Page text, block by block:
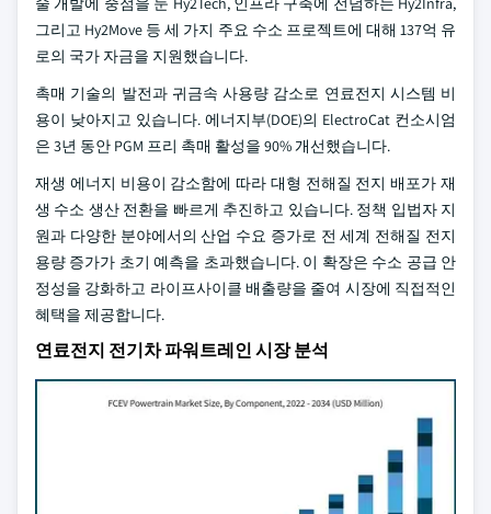
그리고 Hy2Move 등 세 가지 주요 수소 프로젝트에 대해 137억 유
로의 국가 자금을 지원했습니다.
촉매 기술의 발전과 귀금속 사용량 감소로 연료전지 시스템 비
용이 낮아지고 있습니다. 에너지부(DOE)의 ElectroCat 컨소시엄
은 3년 동안 PGM 프리 촉매 활성을 90% 개선했습니다.
재생 에너지 비용이 감소함에 따라 대형 전해질 전지 배포가 재
생 수소 생산 전환을 빠르게 추진하고 있습니다. 정책 입법자 지
원과 다양한 분야에서의 산업 수요 증가로 전 세계 전해질 전지
용량 증가가 초기 예측을 초과했습니다. 이 확장은 수소 공급 안
정성을 강화하고 라이프사이클 배출량을 줄여 시장에 직접적인
혜택을 제공합니다.
연료전지 전기차 파워트레인 시장 분석